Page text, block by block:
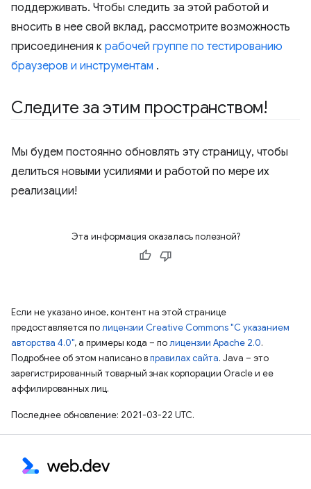
поддерживать. Чтобы следить за этой работой и
вносить в нее свой вклад, рассмотрите возможность
присоединения к рабочей группе по тестированию
браузеров и инструментам .
Следите за этим пространством!
Мы будем постоянно обновлять эту страницу, чтобы
делиться новыми усилиями и работой по мере их
реализации!
Эта информация оказалась полезной?
Если не указано иное, контент на этой странице
предоставляется полицензии Creative Commons "С указанием
авторства 4.0", а примеры кода – полицензии Apache 2.0.
Подробнее об этом написано вправилах сайта. Java – это
зарегистрированный товарный знак корпорации Oracle и ее
аффилированных лиц.
Последнее обновление: 2021-03-22 UTC.